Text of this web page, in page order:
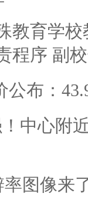
教育学
程序 副
公布：
中心附
图像来